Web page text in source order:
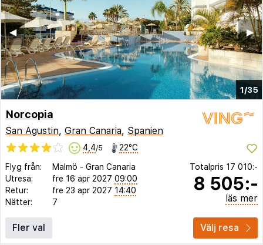
1/35
▶︎
◀︎
Norcopia
San Agustin, Gran Canaria, Spanien
4,4/5 22°C
Flyg från: Malmö - Gran Canaria
Utresa:
fre 16 apr 2027 09:00
Retur:
fre 23 apr 2027 14:40
Nätter:
7
Totalpris 17 010:-
8 505:-
läs mer
Fler val Välj resa